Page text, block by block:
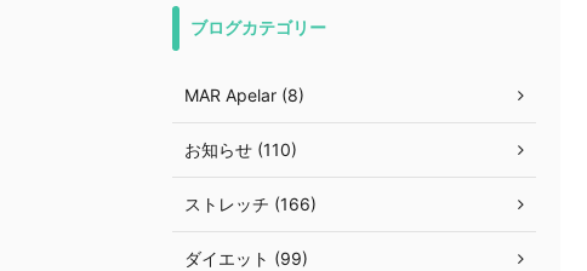
ブログカテゴリー
MAR Apelar (8)
お知らせ (110)
ストレッチ (166)
ダイエット (99)